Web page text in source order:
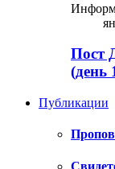
Пост
(день
Публикации